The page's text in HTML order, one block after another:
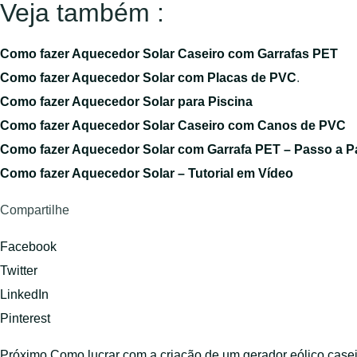
Veja também :
Como fazer Aquecedor Solar Caseiro com Garrafas PET
Como fazer Aquecedor Solar com Placas de PVC.
Como fazer Aquecedor Solar para Piscina
Como fazer Aquecedor Solar Caseiro com Canos de PVC
Como fazer Aquecedor Solar com Garrafa PET – Passo a
Como fazer Aquecedor Solar – Tutorial em Vídeo
Compartilhe
Facebook
Twitter
LinkedIn
Pinterest